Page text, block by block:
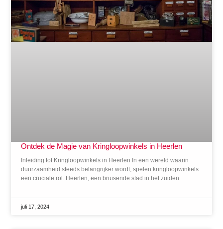
Ontdek de Magie van Kringloopwinkels in Heerlen
Inleiding tot Kringloopwinkels in Heerlen In een wereld waarin
duurzaamheid steeds belangrijker wordt, spelen kringloopwinkels
een cruciale rol. Heerlen, een bruisende stad in het zuiden
juli 17, 2024